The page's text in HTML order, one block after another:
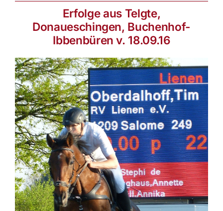
Erfolge aus Telgte,
Donaueschingen, Buchenhof-
Ibbenbüren v. 18.09.16